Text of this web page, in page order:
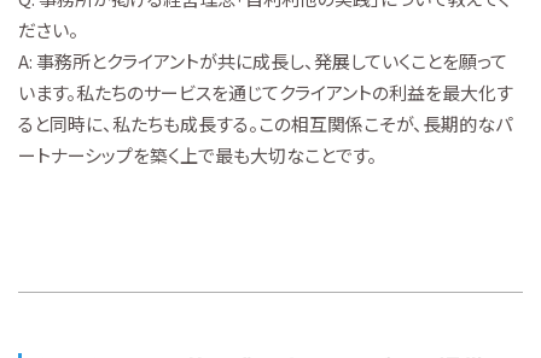
ださい。
A: 事務所とクライアントが共に成長し、発展していくことを願って
います。私たちのサービスを通じてクライアントの利益を最大化す
ると同時に、私たちも成長する。この相互関係こそが、長期的なパ
ートナーシップを築く上で最も大切なことです。